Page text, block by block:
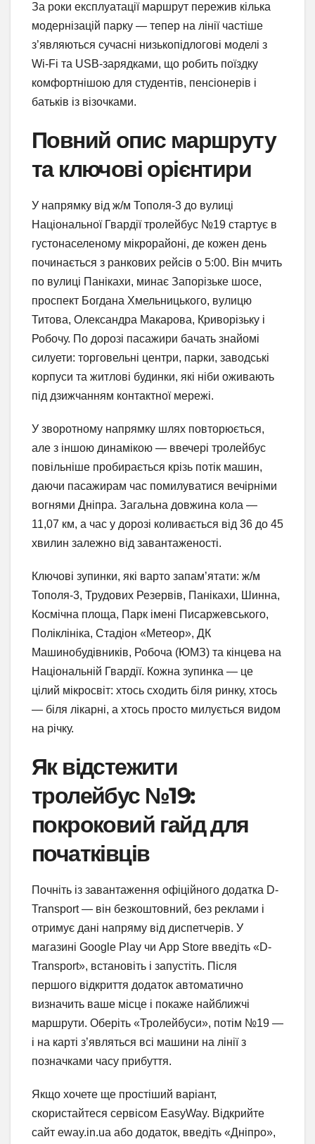
За роки експлуатації маршрут пережив кілька
модернізацій парку — тепер на лінії частіше
з’являються сучасні низькопідлогові моделі з
Wi-Fi та USB-зарядками, що робить поїздку
комфортнішою для студентів, пенсіонерів і
батьків із візочками.
Повний опис маршруту
та ключові орієнтири
У напрямку від ж/м Тополя-3 до вулиці
Національної Гвардії тролейбус №19 стартує в
густонаселеному мікрорайоні, де кожен день
починається з ранкових рейсів о 5:00. Він мчить
по вулиці Панікахи, минає Запорізьке шосе,
проспект Богдана Хмельницького, вулицю
Титова, Олександра Макарова, Криворізьку і
Робочу. По дорозі пасажири бачать знайомі
силуети: торговельні центри, парки, заводські
корпуси та житлові будинки, які ніби оживають
під дзижчанням контактної мережі.
У зворотному напрямку шлях повторюється,
але з іншою динамікою — ввечері тролейбус
повільніше пробирається крізь потік машин,
даючи пасажирам час помилуватися вечірніми
вогнями Дніпра. Загальна довжина кола —
11,07 км, а час у дорозі коливається від 36 до 45
хвилин залежно від завантаженості.
Ключові зупинки, які варто запам’ятати: ж/м
Тополя-3, Трудових Резервів, Панікахи, Шинна,
Космічна площа, Парк імені Писаржевського,
Поліклініка, Стадіон «Метеор», ДК
Машинобудівників, Робоча (ЮМЗ) та кінцева на
Національній Гвардії. Кожна зупинка — це
цілий мікросвіт: хтось сходить біля ринку, хтось
— біля лікарні, а хтось просто милується видом
на річку.
Як відстежити
тролейбус №19:
покроковий гайд для
початківців
Почніть із завантаження офіційного додатка D-
Transport — він безкоштовний, без реклами і
отримує дані напряму від диспетчерів. У
магазині Google Play чи App Store введіть «D-
Transport», встановіть і запустіть. Після
першого відкриття додаток автоматично
визначить ваше місце і покаже найближчі
маршрути. Оберіть «Тролейбуси», потім №19 —
і на карті з’являться всі машини на лінії з
позначками часу прибуття.
Якщо хочете ще простіший варіант,
скористайтеся сервісом EasyWay. Відкрийте
сайт eway.in.ua або додаток, введіть «Дніпро»,